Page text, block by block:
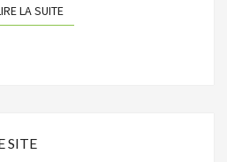
LA SUITELIRE LA SUITE
SITE